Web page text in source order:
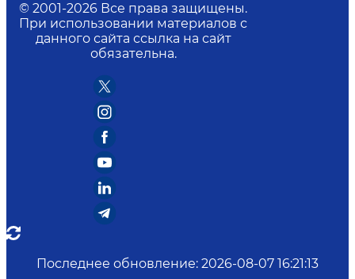
© 2001-2026 Все права защищены.
При использовании материалов с
данного сайта ссылка на сайт
обязательна.
Последнее обновление: 2026-08-07 16:21:13